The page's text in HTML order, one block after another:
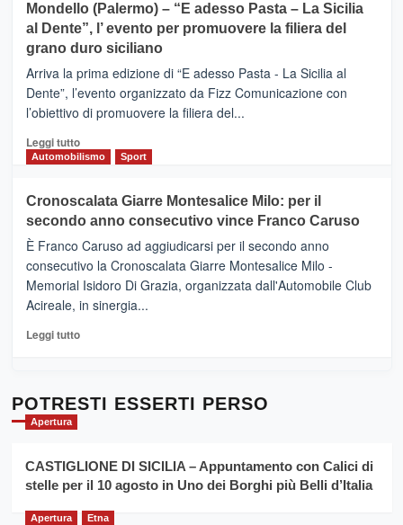
e
messaggi
di
CASTIGLIONE
DI
SICILIA
(Ct)
–
Il
Borgo
Gusto,
il
tra
sapori
vicoli
medievali
Mondello (Palermo) – “E adesso Pasta – La Sicilia
al Dente”, l’ evento per promuovere la filiera del
grano duro siciliano
Arriva la prima edizione di “E adesso Pasta - La Sicilia al
Dente”, l’evento organizzato da Fizz Comunicazione con
l’obiettivo di promuovere la filiera del...
Leggi tuttoLeggi
di
Mondello
(Palermo)
–
“E
adesso
Pasta
–
Sicilia
l’
evento
la
filiera
grano
Automobilismo Sport
Cronoscalata Giarre Montesalice Milo: per il
secondo anno consecutivo vince Franco Caruso
È Franco Caruso ad aggiudicarsi per il secondo anno
consecutivo la Cronoscalata Giarre Montesalice Milo -
Memorial Isidoro Di Grazia, organizzata dall'Automobile Club
Acireale, in sinergia...
Leggi tuttoLeggi
Cronoscalata
per
il
anno
POTRESTI ESSERTI PERSO
Apertura
CASTIGLIONE DI SICILIA – Appuntamento con Calici di
stelle per il 10 agosto in Uno dei Borghi più Belli d’Italia
Apertura Etna